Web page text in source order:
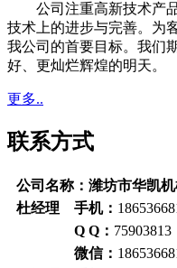
公司注重高新技术产品
技术上的进步与完善。为
我公司的首要目标。我们
好、更灿烂辉煌的明天。
更多..
联系方式
公司名称：潍坊市华凯
杜经理 手机：
Q Q： 75903813
微信：